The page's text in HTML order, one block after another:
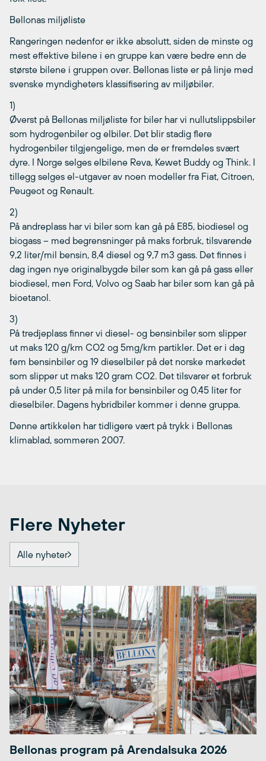
Bellonas miljøliste
Rangeringen nedenfor er ikke absolutt, siden de minste og
mest effektive bilene i en gruppe kan være bedre enn de
største bilene i gruppen over. Bellonas liste er på linje med
svenske myndigheters klassifisering av miljøbiler.
1)
Øverst på Bellonas miljøliste for biler har vi nullutslippsbiler
som hydrogenbiler og elbiler. Det blir stadig flere
hydrogenbiler tilgjengelige, men de er fremdeles svært
dyre. I Norge selges elbilene Reva, Kewet Buddy og Think. I
tillegg selges el-utgaver av noen modeller fra Fiat, Citroen,
Peugeot og Renault.
2)
På andreplass har vi biler som kan gå på E85, biodiesel og
biogass – med begrensninger på maks forbruk, tilsvarende
9,2 liter/mil bensin, 8,4 diesel og 9,7 m3 gass. Det finnes i
dag ingen nye originalbygde biler som kan gå på gass eller
biodiesel, men Ford, Volvo og Saab har biler som kan gå på
bioetanol.
3)
På tredjeplass finner vi diesel- og bensinbiler som slipper
ut maks 120 g/km CO2 og 5mg/km partikler. Det er i dag
fem bensinbiler og 19 dieselbiler på det norske markedet
som slipper ut maks 120 gram CO2. Det tilsvarer et forbruk
på under 0,5 liter på mila for bensinbiler og 0,45 liter for
dieselbiler. Dagens hybridbiler kommer i denne gruppa.
Denne artikkelen har tidligere vært på trykk i Bellonas
klimablad, sommeren 2007.
Flere Nyheter
Alle nyheter
Bellonas program på Arendalsuka 2026